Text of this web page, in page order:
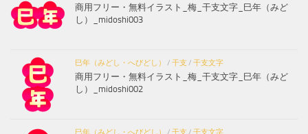
商用フリー・無料イラスト_梅_干支文字_巳年（みど
し）_midoshi003
巳年（みどし・へびどし） / 干支 / 干支文字
商用フリー・無料イラスト_梅_干支文字_巳年（みど
し）_midoshi002
巳年（みどし・へびどし） / 干支 / 干支文字